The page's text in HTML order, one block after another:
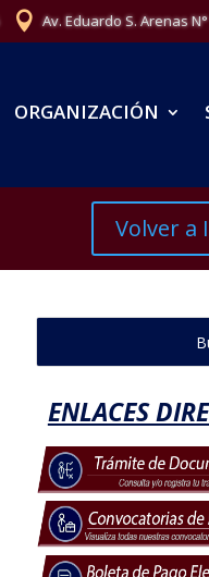
Av. Eduardo S. Arenas
ORGANIZACIÓN
Volver a
ENLACES